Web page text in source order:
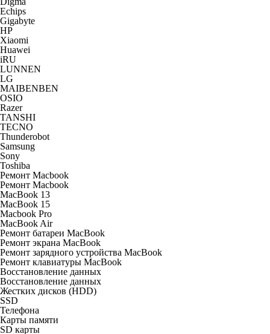
Echips
Gigabyte
HP
Xiaomi
Huawei
iRU
LUNNEN
LG
MAIBENBEN
OSIO
Razer
TANSHI
TECNO
Thunderobot
Samsung
Sony
Toshiba
Ремонт Macbook
Ремонт Macbook
MacBook 13
MacBook 15
Macbook Pro
MacBook Air
Ремонт батареи MacBook
Ремонт экрана MacBook
Ремонт зарядного устройства MacBook
Ремонт клавиатуры MacBook
Восстановление данных
Восстановление данных
Жестких дисков (HDD)
SSD
Телефона
Карты памяти
SD карты